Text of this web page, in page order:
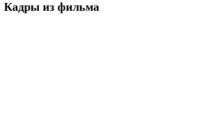
Кадры из фильмa